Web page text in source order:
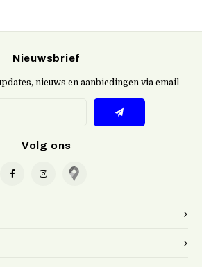
Nieuwsbrief
nieuws en aanbiedingen via email
Volg ons